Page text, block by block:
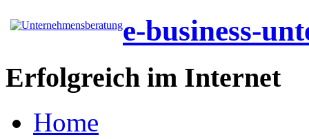
e-business-
Erfolgreich im Internet
Home